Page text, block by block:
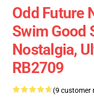
Odd Future
Swim Good
Nostalgia,
RB2709
(9 customer